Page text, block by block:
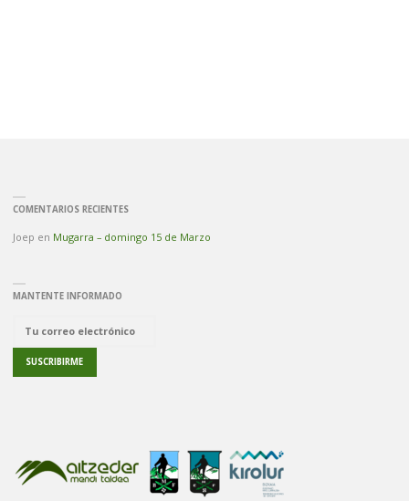
COMENTARIOS RECIENTES
Joep en Mugarra – domingo 15 de Marzo
MANTENTE INFORMADO